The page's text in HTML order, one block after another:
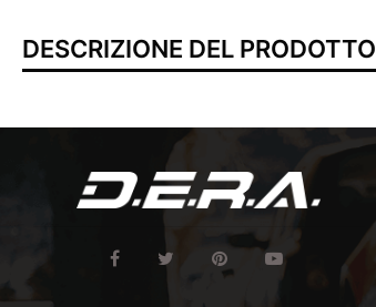
DESCRIZIONE DEL PRODOTTO